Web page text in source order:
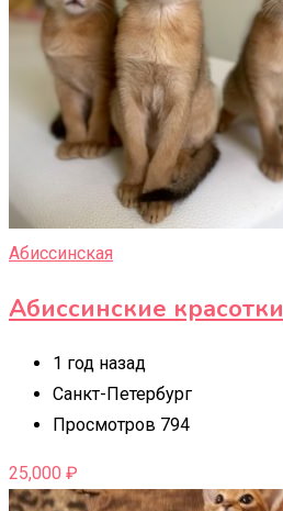
Абиссинская
Абиссинские красотки
1 год назад
Санкт-Петербург
Просмотров 794
25,000 ₽